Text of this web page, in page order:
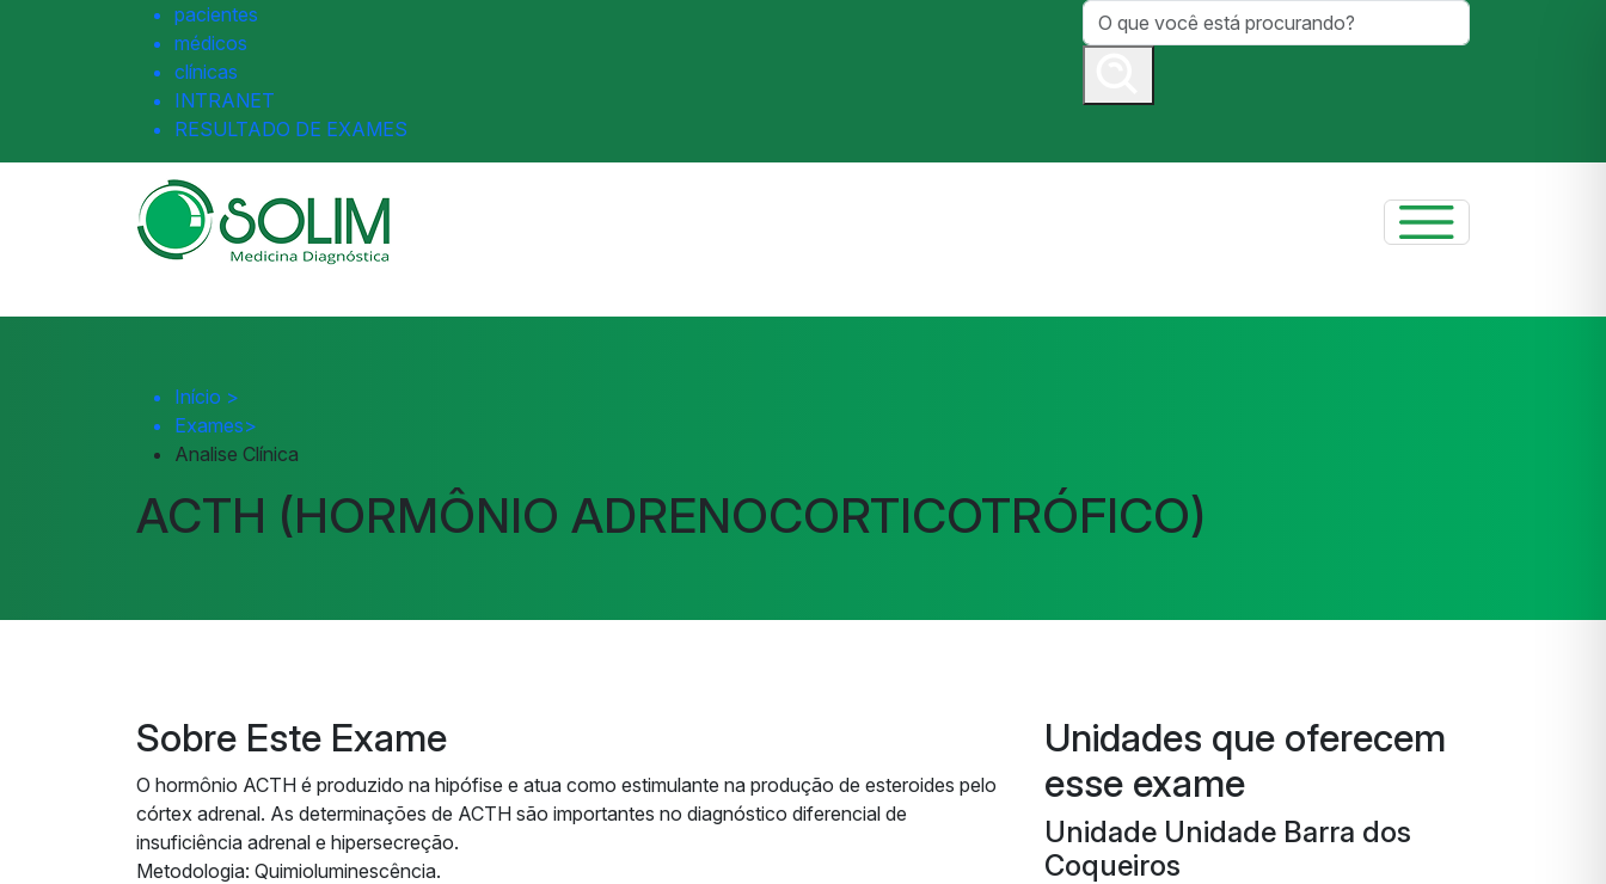
pacientes
médicos
clínicas
INTRANET
RESULTADO DE EXAMES
Início >
Exames>
Analise Clínica
ACTH (HORMÔNIO ADRENOCORTICOTRÓFICO)
Sobre Este Exame
O hormônio ACTH é produzido na hipófise e atua como estimulante na produção de esteroides pelo
córtex adrenal. As determinações de ACTH são importantes no diagnóstico diferencial de
insuficiência adrenal e hipersecreção.
Metodologia: Quimioluminescência.
Unidades que oferecem
esse exame
Unidade Unidade Barra dos
Coqueiros